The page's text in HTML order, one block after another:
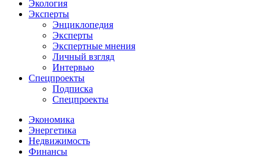
Экология
Эксперты
Энциклопедия
Эксперты
Экспертные мнения
Личный взгляд
Интервью
Спецпроекты
Подписка
Спецпроекты
Экономика
Энергетика
Недвижимость
Финансы